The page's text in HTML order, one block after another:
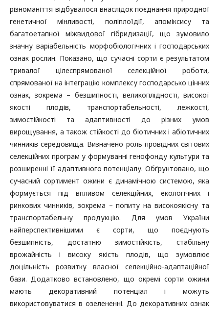
різноманіття відбувалося внаслідок поєднання природної
генетичної мінливості, поліплоїдії, апоміксису та
багатоетапної міжвидової гібридизації, що зумовило
значну варіабельність морфобіологічних і господарських
ознак рослин. Показано, що сучасні сорти є результатом
тривалої цілеспрямованої селекційної роботи,
спрямованої на інтеграцію комплексу господарсько цінних
ознак, зокрема – безшипності, великоплідності, високої
якості плодів, транспортабельності, лежкості,
зимостійкості та адаптивності до різних умов
вирощування, а також стійкості до біотичних і абіотичних
чинників середовища. Визначено роль провідних світових
селекційних програм у формуванні генофонду культури та
розширенні її адаптивного потенціалу. Обґрунтовано, що
сучасний сортимент ожини є динамічною системою, яка
формується під впливом селекційних, екологічних і
ринкових чинників, зокрема – попиту на високоякісну та
транспортабельну продукцію. Для умов України
найперспективнішими є сорти, що поєднують
безшипність, достатню зимостійкість, стабільну
врожайність і високу якість плодів, що зумовлює
доцільність розвитку власної селекційно-адаптаційної
бази. Додатково встановлено, що окремі сорти ожини
мають декоративний потенціал і можуть
використовуватися в озелененні. До декоративних ознак